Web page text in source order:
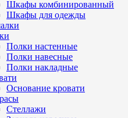
Шкафы комбинированный
Шкафы для одежды
Полки настенные
Полки навесные
Полки накладные
Основание кровати
Стеллажи